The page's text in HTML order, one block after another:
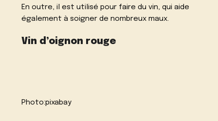
En outre, il est utilisé pour faire du vin, qui aide
également à soigner de nombreux maux.
Vin d’oignon rouge
Photo:pixabay